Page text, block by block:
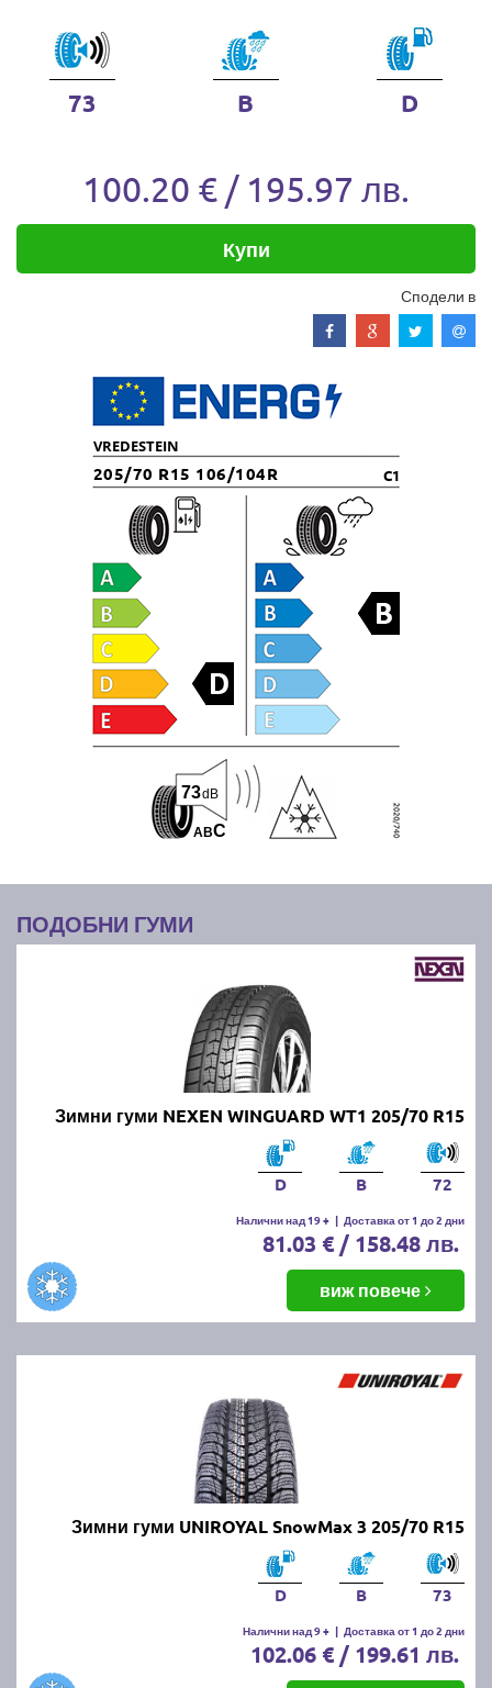
73 B D
100.20 € / 195.97 лв.
Купи
Сподели в
VREDESTEIN
205/70 R15 106/104R C1
ABC
73dB
ПОДОБНИ ГУМИ
Зимни гуми NEXEN WINGUARD WT1 205/70 R15
D B 72
Налични над 19 + | Доставка от 1 до 2 дни
81.03 € / 158.48 лв.
виж повече
Зимни гуми UNIROYAL SnowMax 3 205/70 R15
D B 73
Налични над 9 + | Доставка от 1 до 2 дни
102.06 € / 199.61 лв.